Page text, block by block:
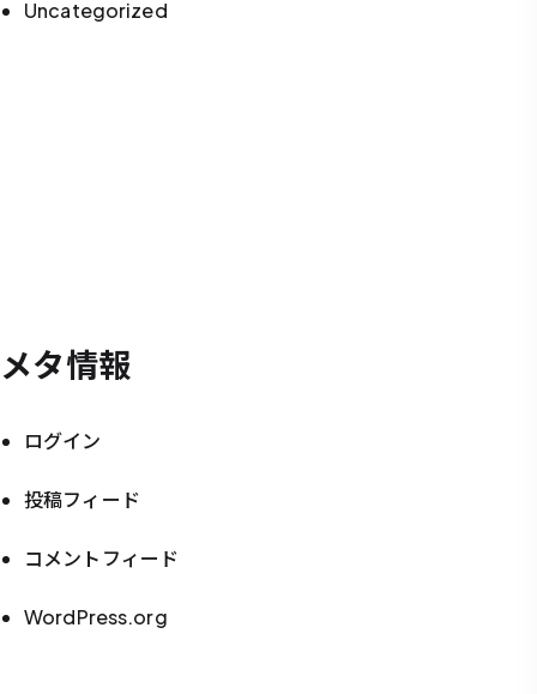
Uncategorized
メタ情報
ログイン
投稿フィード
コメントフィード
WordPress.org